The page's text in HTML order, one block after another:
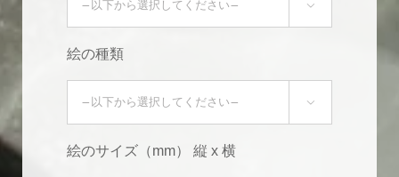

絵の種類

絵のサイズ（mm） 縦 x 横